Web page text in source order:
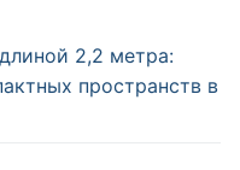
2,2 метра:
пространств в